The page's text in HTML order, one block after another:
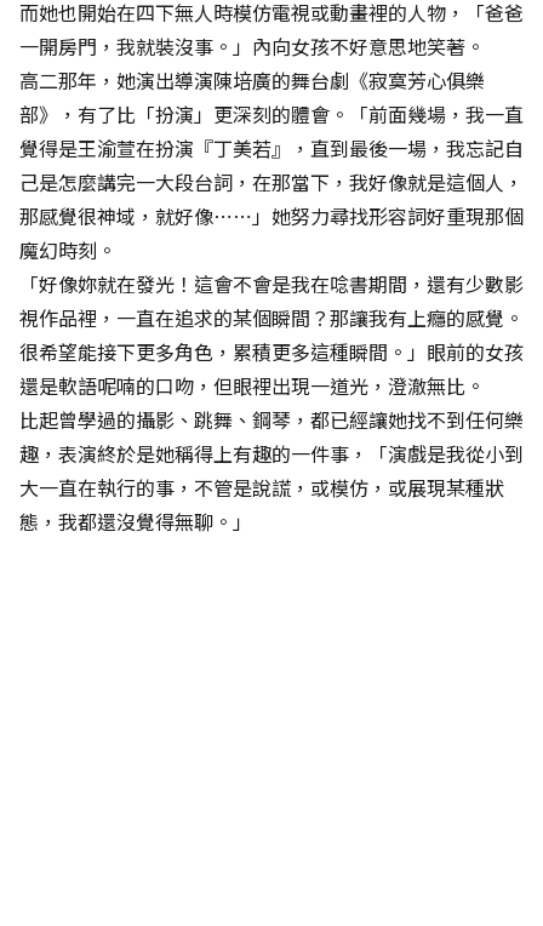
而她也開始在四下無人時模仿電視或動畫裡的人物，「爸爸
一開房門，我就裝沒事。」內向女孩不好意思地笑著。
高二那年，她演出導演陳培廣的舞台劇《寂寞芳心俱樂
部》，有了比「扮演」更深刻的體會。「前面幾場，我一直
覺得是王渝萱在扮演『丁美若』，直到最後一場，我忘記自
己是怎麼講完一大段台詞，在那當下，我好像就是這個人，
那感覺很神域，就好像⋯⋯」她努力尋找形容詞好重現那個
魔幻時刻。
「好像妳就在發光！這會不會是我在唸書期間，還有少數影
視作品裡，一直在追求的某個瞬間？那讓我有上癮的感覺。
很希望能接下更多角色，累積更多這種瞬間。」眼前的女孩
還是軟語呢喃的口吻，但眼裡出現一道光，澄澈無比。
比起曾學過的攝影、跳舞、鋼琴，都已經讓她找不到任何樂
趣，表演終於是她稱得上有趣的一件事，「演戲是我從小到
大一直在執行的事，不管是說謊，或模仿，或展現某種狀
態，我都還沒覺得無聊。」